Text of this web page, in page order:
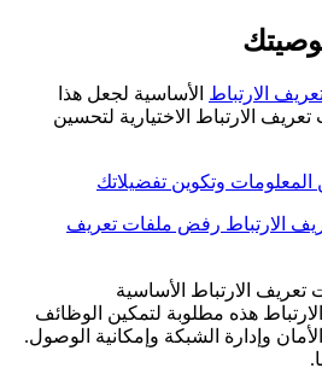
الارتباط الأساسية لجعل هذا
الارتباط الاختيارية لتحسين
المعلومات وتكوين تفضيلاتك
الارتباط رفض ملفات تعريف
تعريف الارتباط الأساسية
هذه مطلوبة لتمكين الوظائف
وإدارة الشبكة وإمكانية الوصول.